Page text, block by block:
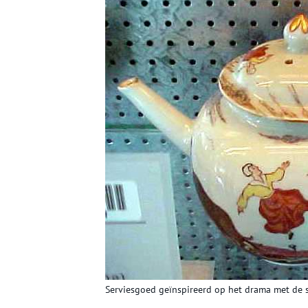
Serviesgoed geïnspireerd op het drama met de